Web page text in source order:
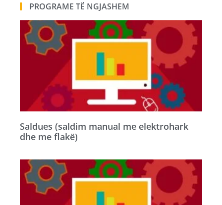
PROGRAME TË NGJASHEM
Saldues (saldim manual me elektrohark
dhe me flakë)